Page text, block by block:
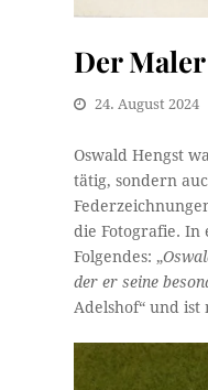
Der
24. August 2024
Oswald Hengst
tätig, sondern
die Fotografie. In
Folgendes: „
der er seine
Adelshof“ und